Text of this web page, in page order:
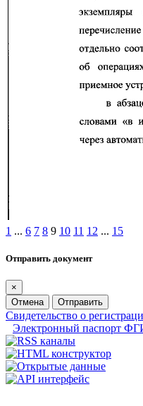
1 ... 6 7 8 9 10 11 12 ... 15
Отправить документ
×
Отмена
Отправить
Свидетельство о
Электронный паспорт